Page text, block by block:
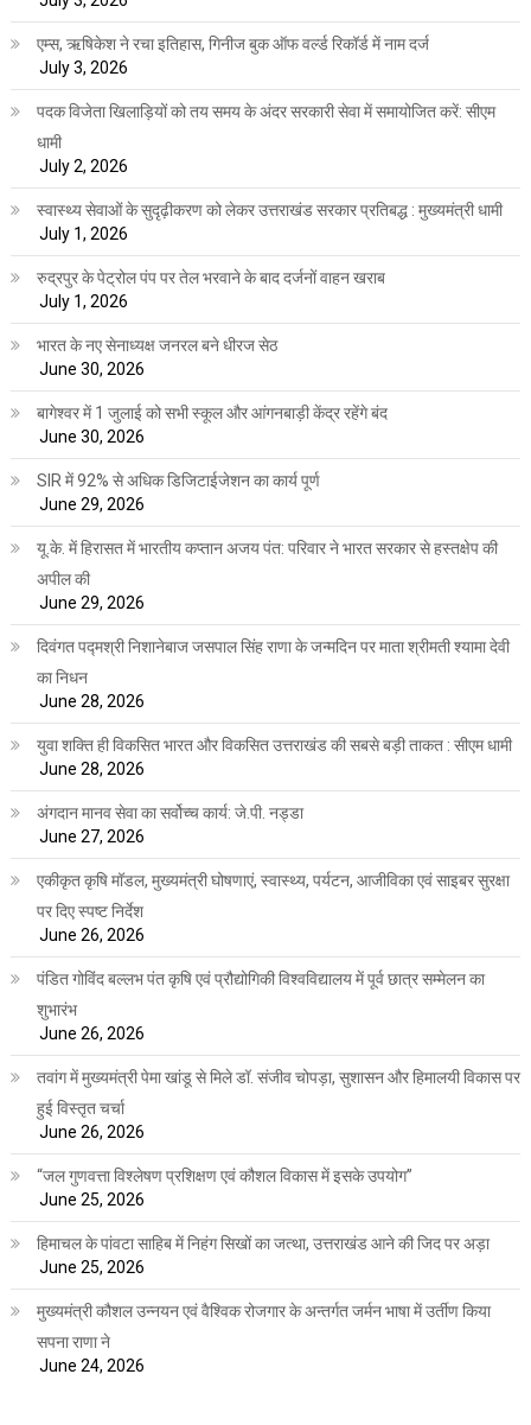
एम्स, ऋषिकेश ने रचा इतिहास, गिनीज बुक ऑफ वर्ल्ड रिकॉर्ड में नाम दर्ज
July 3, 2026
पदक विजेता खिलाड़ियों को तय समय के अंदर सरकारी सेवा में समायोजित करें: सीएम
धामी
July 2, 2026
स्वास्थ्य सेवाओं के सुदृढ़ीकरण को लेकर उत्तराखंड सरकार प्रतिबद्ध : मुख्यमंत्री धामी
July 1, 2026
रुद्रपुर के पेट्रोल पंप पर तेल भरवाने के बाद दर्जनों वाहन खराब
July 1, 2026
भारत के नए सेनाध्यक्ष जनरल बने धीरज सेठ
June 30, 2026
बागेश्वर में 1 जुलाई को सभी स्कूल और आंगनबाड़ी केंद्र रहेंगे बंद
June 30, 2026
SIR में 92% से अधिक डिजिटाईजेशन का कार्य पूर्ण
June 29, 2026
यू.के. में हिरासत में भारतीय कप्तान अजय पंत: परिवार ने भारत सरकार से हस्तक्षेप की
अपील की
June 29, 2026
दिवंगत पद्मश्री निशानेबाज जसपाल सिंह राणा के जन्मदिन पर माता श्रीमती श्यामा देवी
का निधन
June 28, 2026
युवा शक्ति ही विकसित भारत और विकसित उत्तराखंड की सबसे बड़ी ताकत : सीएम धामी
June 28, 2026
अंगदान मानव सेवा का सर्वोच्च कार्य: जे.पी. नड्डा
June 27, 2026
एकीकृत कृषि मॉडल, मुख्यमंत्री घोषणाएं, स्वास्थ्य, पर्यटन, आजीविका एवं साइबर सुरक्षा
पर दिए स्पष्ट निर्देश
June 26, 2026
पंडित गोविंद बल्लभ पंत कृषि एवं प्रौद्योगिकी विश्वविद्यालय में पूर्व छात्र सम्मेलन का
शुभारंभ
June 26, 2026
तवांग में मुख्यमंत्री पेमा खांडू से मिले डॉ. संजीव चोपड़ा, सुशासन और हिमालयी विकास पर
हुई विस्तृत चर्चा
June 26, 2026
“जल गुणवत्ता विश्लेषण प्रशिक्षण एवं कौशल विकास में इसके उपयोग”
June 25, 2026
हिमाचल के पांवटा साहिब में निहंग सिखों का जत्था, उत्तराखंड आने की जिद पर अड़ा
June 25, 2026
मुख्यमंत्री कौशल उन्नयन एवं वैश्विक रोजगार के अन्तर्गत जर्मन भाषा में उर्तीण किया
सपना राणा ने
June 24, 2026